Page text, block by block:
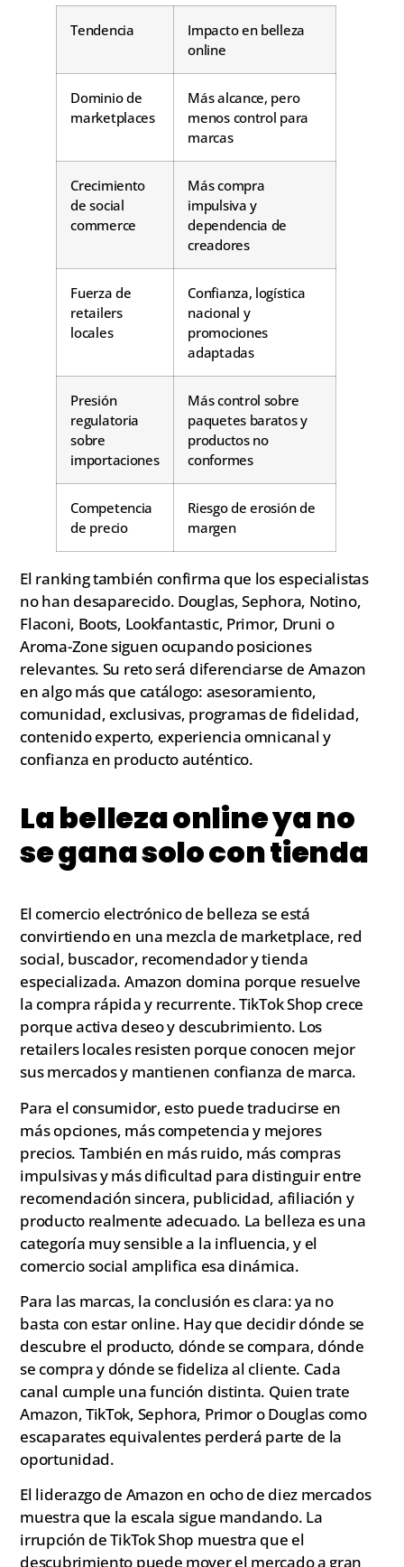
Tendencia
Impacto en belleza
online
Dominio de
marketplaces
Más alcance, pero
menos control para
marcas
Crecimiento
de social
commerce
Más compra
impulsiva y
dependencia de
creadores
Fuerza de
retailers
locales
Confianza, logística
nacional y
promociones
adaptadas
Presión
regulatoria
sobre
importaciones
Más control sobre
paquetes baratos y
productos no
conformes
Competencia
de precio
Riesgo de erosión de
margen
El ranking también confirma que los especialistas
no han desaparecido. Douglas, Sephora, Notino,
Flaconi, Boots, Lookfantastic, Primor, Druni o
Aroma-Zone siguen ocupando posiciones
relevantes. Su reto será diferenciarse de Amazon
en algo más que catálogo: asesoramiento,
comunidad, exclusivas, programas de fidelidad,
contenido experto, experiencia omnicanal y
confianza en producto auténtico.
La belleza online ya no
se gana solo con tienda
El comercio electrónico de belleza se está
convirtiendo en una mezcla de marketplace, red
social, buscador, recomendador y tienda
especializada. Amazon domina porque resuelve
la compra rápida y recurrente. TikTok Shop crece
porque activa deseo y descubrimiento. Los
retailers locales resisten porque conocen mejor
sus mercados y mantienen confianza de marca.
Para el consumidor, esto puede traducirse en
más opciones, más competencia y mejores
precios. También en más ruido, más compras
impulsivas y más dificultad para distinguir entre
recomendación sincera, publicidad, afiliación y
producto realmente adecuado. La belleza es una
categoría muy sensible a la influencia, y el
comercio social amplifica esa dinámica.
Para las marcas, la conclusión es clara: ya no
basta con estar online. Hay que decidir dónde se
descubre el producto, dónde se compara, dónde
se compra y dónde se fideliza al cliente. Cada
canal cumple una función distinta. Quien trate
Amazon, TikTok, Sephora, Primor o Douglas como
escaparates equivalentes perderá parte de la
oportunidad.
El liderazgo de Amazon en ocho de diez mercados
muestra que la escala sigue mandando. La
irrupción de TikTok Shop muestra que el
descubrimiento puede mover el mercado a gran